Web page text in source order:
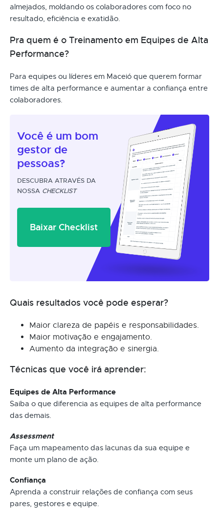
almejados, moldando os colaboradores com foco no
resultado, eficiência e exatidão.
Pra quem é o Treinamento em Equipes de Alta
Performance?
Para equipes ou líderes em Maceió que querem formar
times de alta performance e aumentar a confiança entre
colaboradores.
Você é um bom
gestor de
pessoas?
DESCUBRA ATRAVÉS DA
NOSSA CHECKLIST
Baixar Checklist
Quais resultados você pode esperar?
Maior clareza de papéis e responsabilidades.
Maior motivação e engajamento.
Aumento da integração e sinergia.
Técnicas que você irá aprender:
Equipes de Alta Performance
Saiba o que diferencia as equipes de alta performance
das demais.
Assessment
Faça um mapeamento das lacunas da sua equipe e
monte um plano de ação.
Confiança
Aprenda a construir relações de confiança com seus
pares, gestores e equipe.